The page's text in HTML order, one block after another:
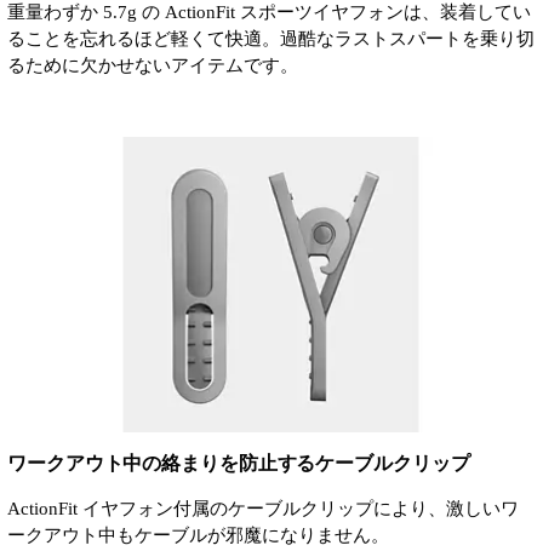
重量わずか 5.7g の ActionFit スポーツイヤフォンは、装着してい
ることを忘れるほど軽くて快適。過酷なラストスパートを乗り切
るために欠かせないアイテムです。
ワークアウト中の絡まりを防止するケーブルクリップ
ActionFit イヤフォン付属のケーブルクリップにより、激しいワ
ークアウト中もケーブルが邪魔になりません。